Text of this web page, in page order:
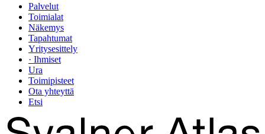
Palvelut
Toimialat
Näkemys
Tapahtumat
Yritysesittely
· Ihmiset
Ura
Toimipisteet
Ota yhteyttä
Etsi